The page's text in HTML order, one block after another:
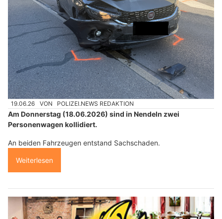
19.06.26 VON POLIZEI.NEWS REDAKTION
Am Donnerstag (18.06.2026) sind in Nendeln zwei
Personenwagen kollidiert.
An beiden Fahrzeugen entstand Sachschaden.
Weiterlesen